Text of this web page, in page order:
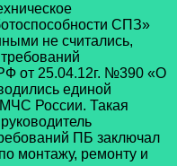
СПЗ»
не считались,
от 25.04.12г. №390 «О
единой
России. Такая
ПБ заключал
монтажу, ремонту и